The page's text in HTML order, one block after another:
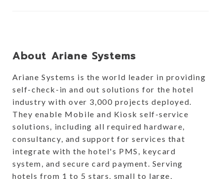
About Ariane Systems
Ariane Systems is the world leader in providing
self-check-in and out solutions for the hotel
industry with over 3,000 projects deployed.
They enable Mobile and Kiosk self-service
solutions, including all required hardware,
consultancy, and support for services that
integrate with the hotel's PMS, keycard
system, and secure card payment. Serving
hotels from 1 to 5 stars, small to large,